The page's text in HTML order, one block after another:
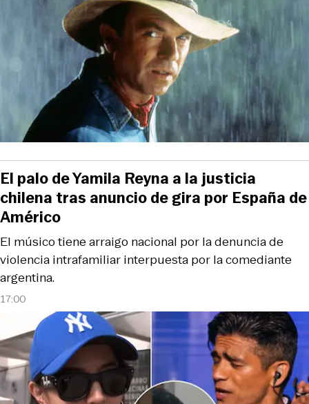
17:00
El músico tiene arraigo nacional por la denuncia de
violencia intrafamiliar interpuesta por la comediante
argentina.
El palo de Yamila Reyna a la justicia
chilena tras anuncio de gira por España de
Américo